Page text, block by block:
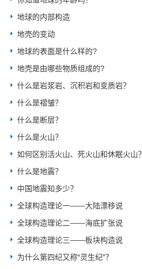
地球的内部构造
地壳的变动
地球的表面是什么样的?
地壳是由哪些物质组成的?
什么是岩浆岩、沉积岩和变质岩？
什么是褶皱？
什么是断层？
什么是火山？
如何区别活火山、死火山和休眠火山？
什么是地震？
中国地震知多少？
全球构造理论一——大陆漂移说
全球构造理论二——海底扩张说
全球构造理论三——板块构造说
为什么第四纪又称“灵生纪”？